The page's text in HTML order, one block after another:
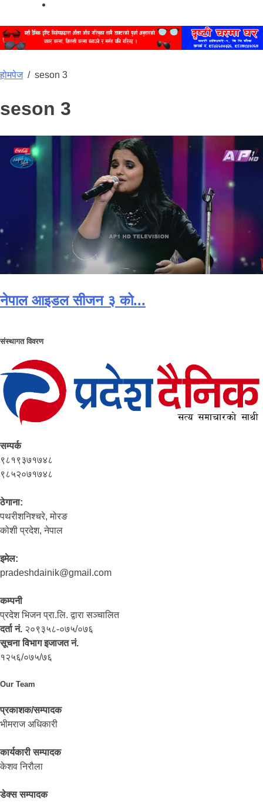
होमपेज/ seson 3
seson 3
नेपाल आइडल सीजन ३ को...
संस्थागत विवरण
सम्पर्क
९८१९३७१७४८
९८५२०७१७४८
ठेगाना:
पथरीशनिश्‍चरे, मोरङ
कोशी प्रदेश, नेपाल
इमेल:
pradeshdainik@gmail.com
कम्पनी
प्रदेश भिजन प्रा.लि. द्वारा सञ्‍चालित
दर्ता नं. २०९३५८-०७५/०७६
सूचना विभाग इजाजत नं.
१२५६/०७५/७६
Our Team
प्रकाशक/सम्पादक
भीमराज अधिकारी
कार्यकारी सम्पादक
केशव निरौला
डेक्स सम्पादक